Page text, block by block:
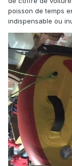
poisson de temps
indispensable ou